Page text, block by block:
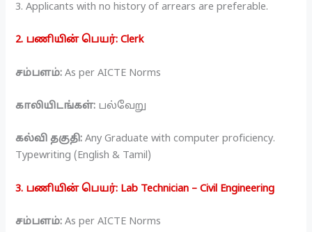
3. Applicants with no history of arrears are preferable.
2. பணியின் பெயர்: Clerk
சம்பளம்: As per AICTE Norms
காலியிடங்கள்: பல்வேறு
கல்வி தகுதி:Any Graduate with computer proficiency.
Typewriting (English & Tamil)
3. பணியின் பெயர்: Lab Technician – Civil Engineering
சம்பளம்: As per AICTE Norms